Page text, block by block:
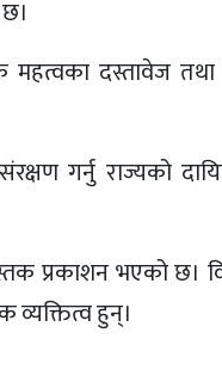
महत्वका दस्तावेज
गर्नु राज्यको
प्रकाशन भएको छ।
व्यक्तित्व हुन्।